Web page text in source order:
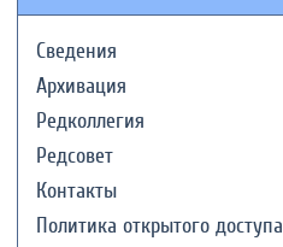
Сведения
Архивация
Редколлегия
Редсовет
Контакты
Политика открытого доступа